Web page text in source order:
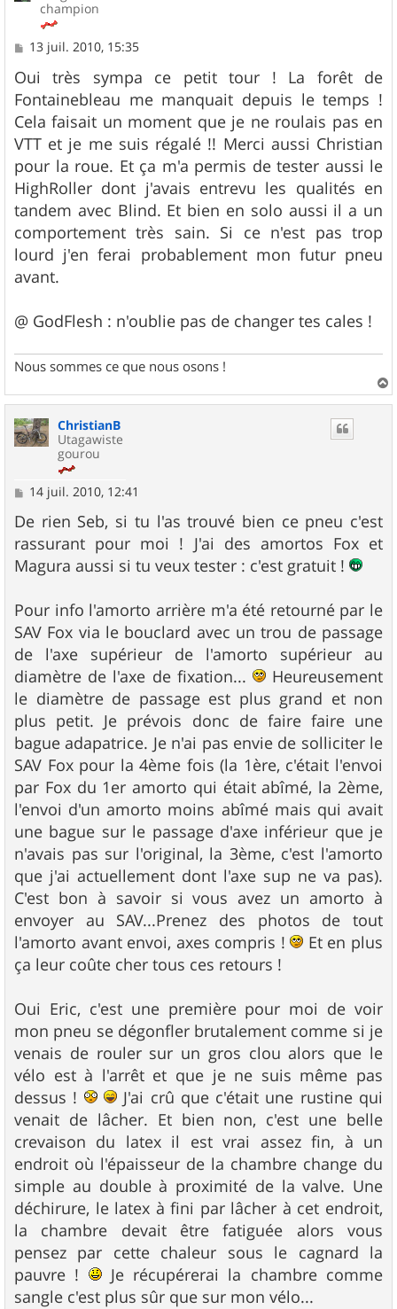
champion
M
s
s
a
g
e
13 juil. 2010, 15:35
Oui très sympa ce petit tour ! La forêt de
Fontainebleau me manquait depuis le temps !
Cela faisait un moment que je ne roulais pas en
VTT et je me suis régalé !! Merci aussi Christian
pour la roue. Et ça m'a permis de tester aussi le
HighRoller dont j'avais entrevu les qualités en
tandem avec Blind. Et bien en solo aussi il a un
comportement très sain. Si ce n'est pas trop
lourd j'en ferai probablement mon futur pneu
avant.
@ GodFlesh : n'oublie pas de changer tes cales !
Nous sommes ce que nous osons !
a
ChristianB
Utagawiste
gourou
M
s
s
a
g
e
14 juil. 2010, 12:41
De rien Seb, si tu l'as trouvé bien ce pneu c'est
rassurant pour moi ! J'ai des amortos Fox et
Magura aussi si tu veux tester : c'est gratuit !
Pour info l'amorto arrière m'a été retourné par le
SAV Fox via le bouclard avec un trou de passage
de l'axe supérieur de l'amorto supérieur au
diamètre de l'axe de fixation...
Heureusement
le diamètre de passage est plus grand et non
plus petit. Je prévois donc de faire faire une
bague adapatrice. Je n'ai pas envie de solliciter le
SAV Fox pour la 4ème fois (la 1ère, c'était l'envoi
par Fox du 1er amorto qui était abîmé, la 2ème,
l'envoi d'un amorto moins abîmé mais qui avait
une bague sur le passage d'axe inférieur que je
n'avais pas sur l'original, la 3ème, c'est l'amorto
que j'ai actuellement dont l'axe sup ne va pas).
C'est bon à savoir si vous avez un amorto à
envoyer au SAV...Prenez des photos de tout
l'amorto avant envoi, axes compris !
Et en plus
ça leur coûte cher tous ces retours !
Oui Eric, c'est une première pour moi de voir
mon pneu se dégonfler brutalement comme si je
venais de rouler sur un gros clou alors que le
vélo est à l'arrêt et que je ne suis même pas
dessus !
J'ai crû que c'était une rustine qui
venait de lâcher. Et bien non, c'est une belle
crevaison du latex il est vrai assez fin, à un
endroit où l'épaisseur de la chambre change du
simple au double à proximité de la valve. Une
déchirure, le latex à fini par lâcher à cet endroit,
la chambre devait être fatiguée alors vous
pensez par cette chaleur sous le cagnard la
pauvre !
Je récupérerai la chambre comme
sangle c'est plus sûr que sur mon vélo...